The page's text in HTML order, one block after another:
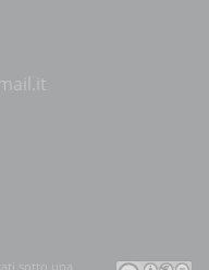
sotto una